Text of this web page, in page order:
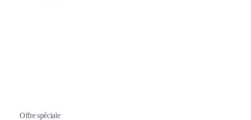
Offre spéciale